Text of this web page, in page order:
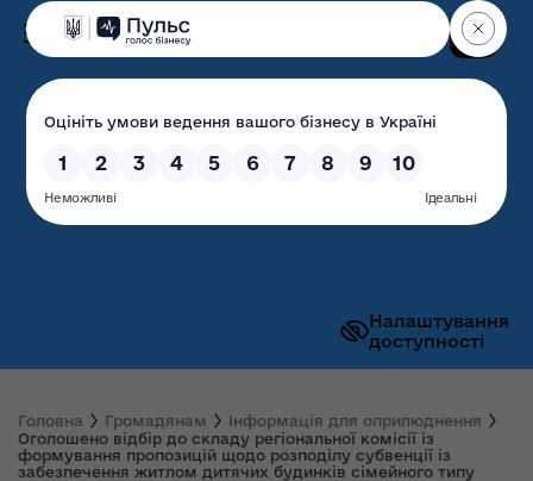
Налаштування
доступності
Волинська обласна
державна адміністрація
Головна Громадянам
Інформація для оприлюднення
Оголошено відбір до складу регіональної комісії із
формування пропозицій щодо розподілу субвенції із
забезпечення житлом дитячих будинків сімейного типу